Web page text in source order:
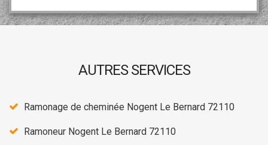
AUTRES SERVICES
Ramonage de cheminée Nogent Le Bernard 72110
Ramoneur Nogent Le Bernard 72110